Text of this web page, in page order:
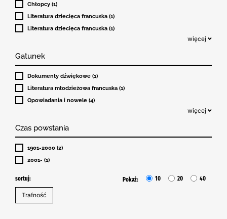
Chłopcy (1)
LIteratura dziecięca francuska (1)
Literatura dziecięca francuska (1)
więcej
Gatunek
Dokumenty dźwiękowe (1)
Literatura młodzieżowa francuska (1)
Opowiadania i nowele (4)
więcej
Czas powstania
1901-2000 (2)
2001- (1)
sortuj: Pokaż: 10 20 40